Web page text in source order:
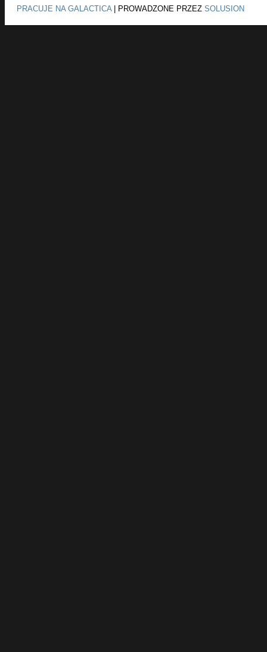
PRACUJE NA GALACTICA| PROWADZONE PRZEZ SOLUSION